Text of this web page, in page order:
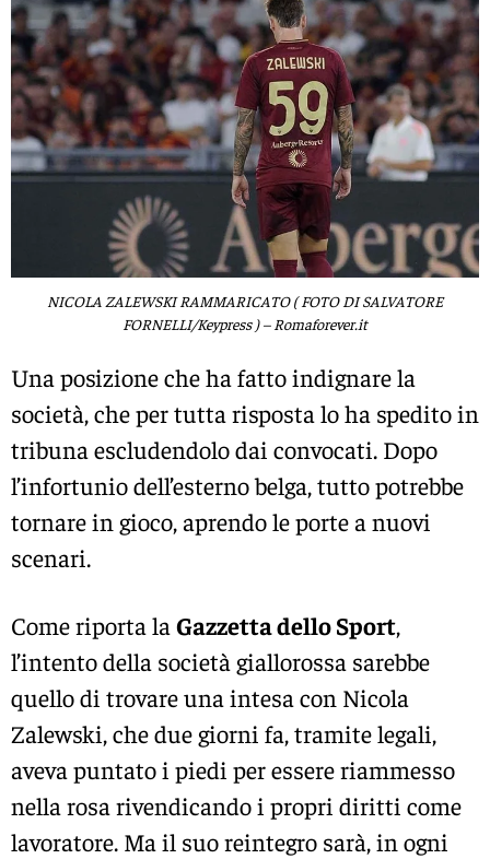
NICOLA ZALEWSKI RAMMARICATO ( FOTO DI SALVATORE
FORNELLI/Keypress ) – Romaforever.it
Una posizione che ha fatto indignare la
società, che per tutta risposta lo ha spedito in
tribuna escludendolo dai convocati. Dopo
l’infortunio dell’esterno belga, tutto potrebbe
tornare in gioco, aprendo le porte a nuovi
scenari.
Come riporta la Gazzetta dello Sport,
l’intento della società giallorossa sarebbe
quello di trovare una intesa con Nicola
Zalewski, che due giorni fa, tramite legali,
aveva puntato i piedi per essere riammesso
nella rosa rivendicando i propri diritti come
lavoratore. Ma il suo reintegro sarà, in ogni